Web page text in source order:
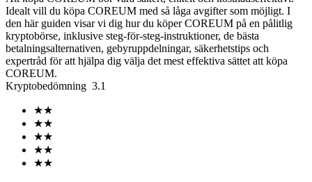
USDT Futures
Futures med USDT som säkerhet
Idealt vill du köpa COREUM med så låga avgifter som möjligt. I
den här guiden visar vi dig hur du köper COREUM på en pålitlig
kryptobörse, inklusive steg-för-steg-instruktioner, de bästa
betalningsalternativen, gebyruppdelningar, säkerhetstips och
expertråd för att hjälpa dig välja det mest effektiva sättet att köpa
COREUM.
Kryptobedömning 3.1
★★
★★
★★
★★
★★